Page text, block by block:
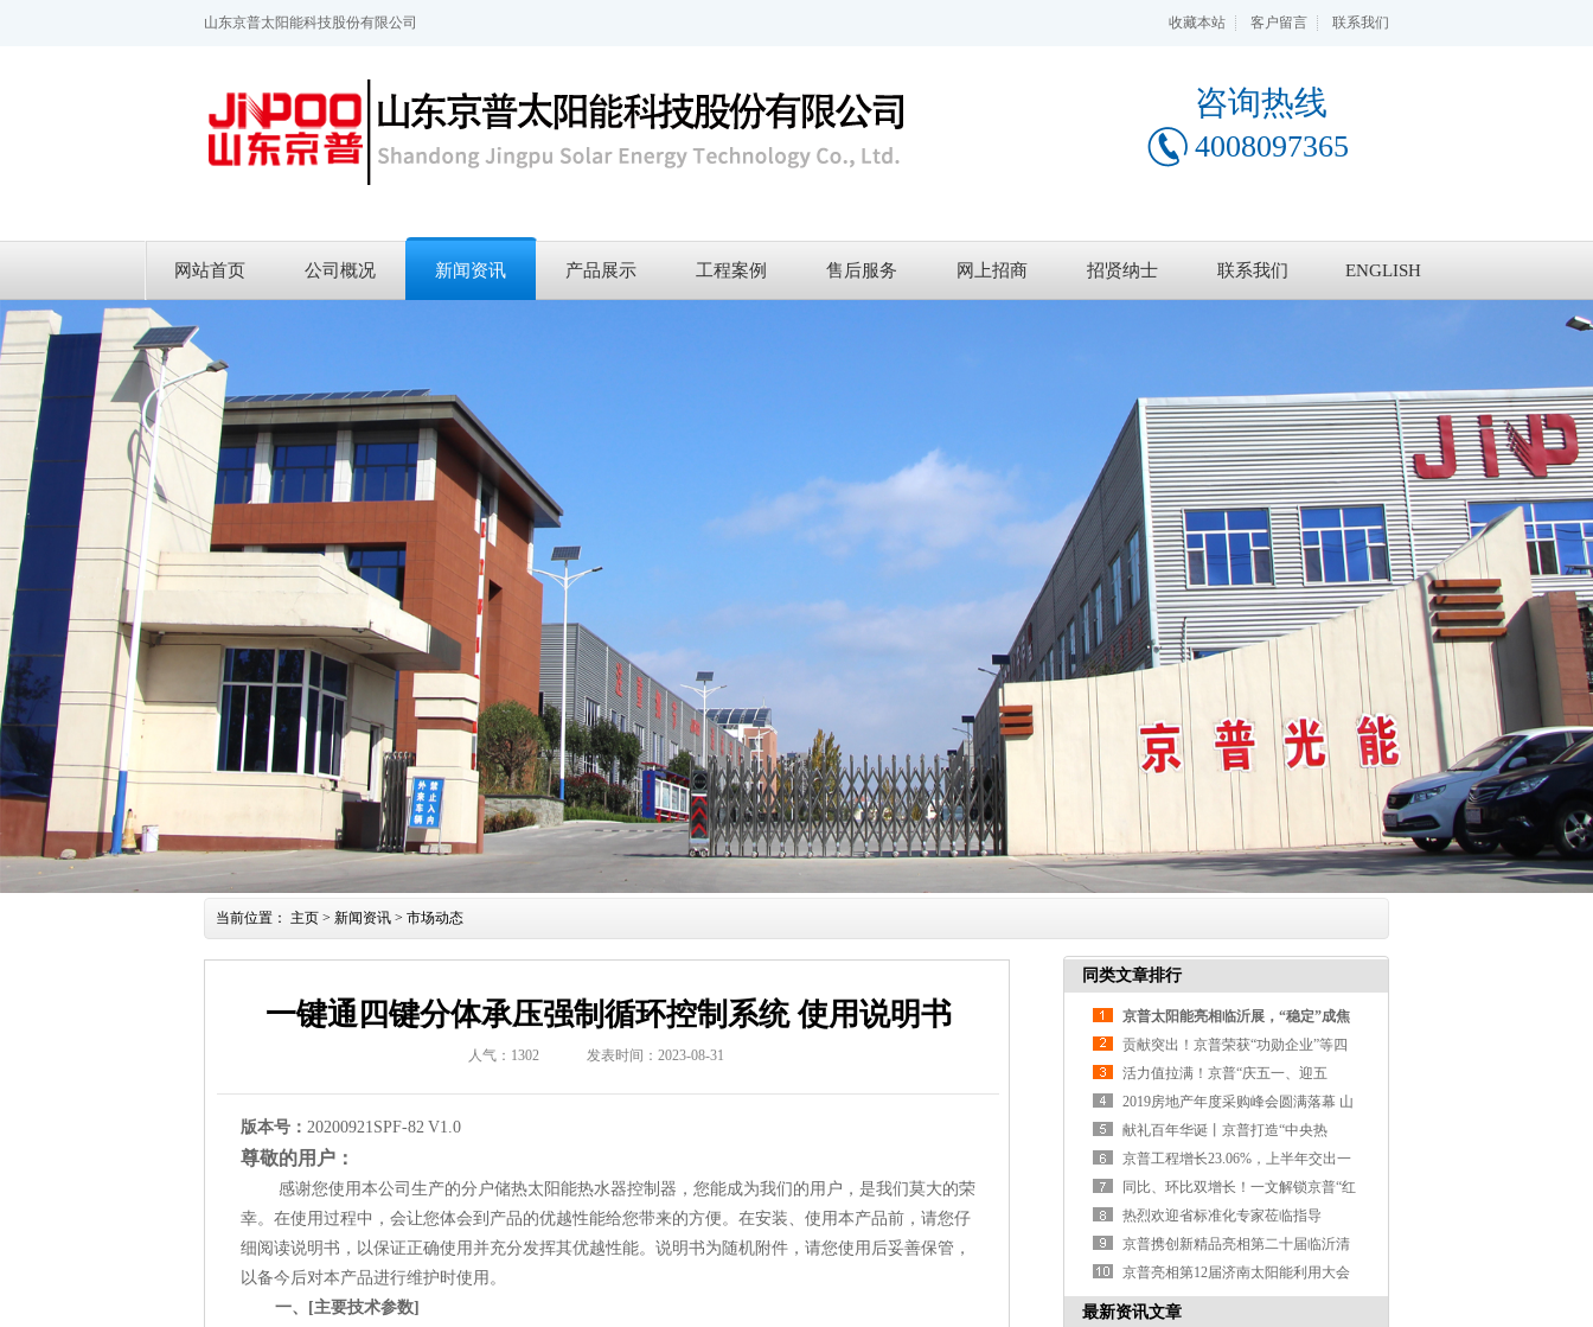
山东京普太阳能科技股份有限公司 收藏本站 客户留言 联系我们
咨询热线
4008097365
网站首页 公司概况 新闻资讯 产品展示 工程案例 售后服务 网上招商 招贤纳士 联系我们 ENGLISH
当前位置： 主页 > 新闻资讯 > 市场动态
一键通四键分体承压强制循环控制系统 使用说明书
人气： 1302 发表时间：2023-08-31
版本号： 20200921SPF-82 V1.0
尊敬的用户：
感谢您使用本公司生产的分户储热太阳能热水器控制器，您能成为我们的用户，是我们莫大的荣
幸。在使用过程中，会让您体会到产品的优越性能给您带来的方便。在安装、使用本产品前，请您仔
细阅读说明书，以保证正确使用并充分发挥其优越性能。说明书为随机附件，请您使用后妥善保管，
以备今后对本产品进行维护时使用。
一、
[主要技术参数]
同类文章排行
京普太阳能亮相临沂展，“稳定”成焦
点话题
贡献突出！京普荣获“功勋企业”等四
项荣誉称号
活力值拉满！京普“庆五一、迎五
四”春季趣味运动会全场燃爆
2019房地产年度采购峰会圆满落幕 山
东京普笑傲
献礼百年华诞丨京普打造“中央热
水”系统 助推
京普工程增长23.06%，上半年交出一
份稳中有进的
同比、环比双增长！一文解锁京普“红
六月”销量密码
热烈欢迎省标准化专家莅临指导
京普携创新精品亮相第二十届临沂清
洁热能博览会 光伏热水器成焦点
京普亮相第12届济南太阳能利用大会
分布式光伏
最新资讯文章